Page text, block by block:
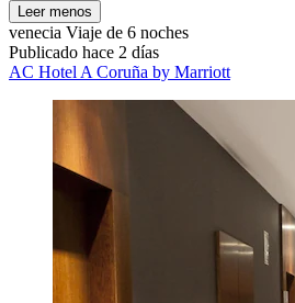
Leer menos
venecia Viaje de 6 noches
Publicado hace 2 días
AC Hotel A Coruña by Marriott